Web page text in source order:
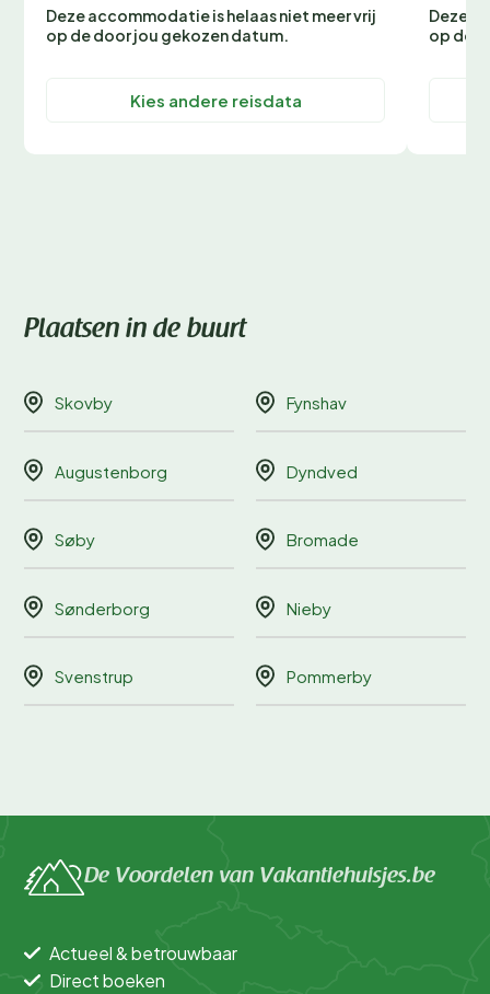
Deze accommodatie is helaas niet meer vrij
op de door jou gekozen datum.
Kies andere reisdata
Deze
op de
Plaatsen in de buurt
Skovby Fynshav
Augustenborg Dyndved
Søby Bromade
Sønderborg Nieby
Svenstrup Pommerby
De Voordelen van Vakantiehuisjes.be
Actueel & betrouwbaar
Direct boeken